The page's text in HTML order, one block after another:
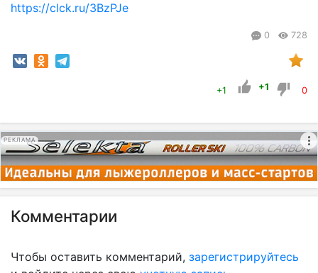
https://clck.ru/3BzPJe
0 728
+1 +1 0
РЕКЛАМА
Комментарии
Чтобы оставить комментарий, зарегистрируйтесь